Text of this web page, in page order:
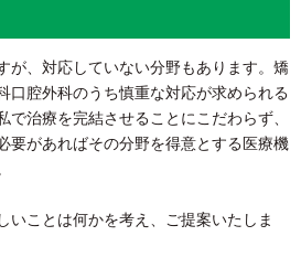
が、対応していない分野もあります。矯
口腔外科のうち慎重な対応が求められる
で治療を完結させることにこだわらず、
要があればその分野を得意とする医療機
いことは何かを考え、ご提案いたしま